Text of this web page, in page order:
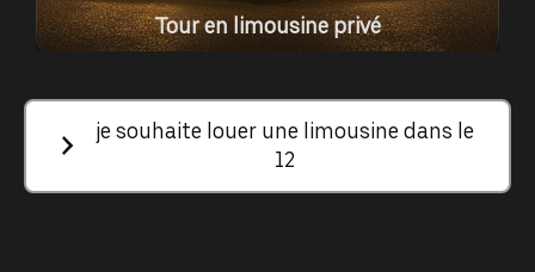
Tour en limousine privé
je souhaite louer une limousine dans le
12